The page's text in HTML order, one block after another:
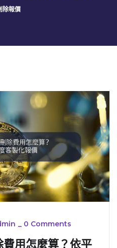
除報價
_ 0 Comments
用怎麼算？依平